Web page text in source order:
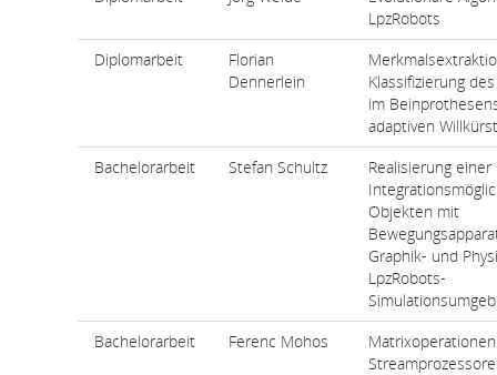
LpzRobots
Diplomarbeit
Florian
Dennerlein
Klassifizierung
im
adaptiven
Bachelorarbeit
Stefan Schultz
Realisierung einer
Objekten mit
Graphik- und
LpzRobots-
Bachelorarbeit
Ferenc Mohos